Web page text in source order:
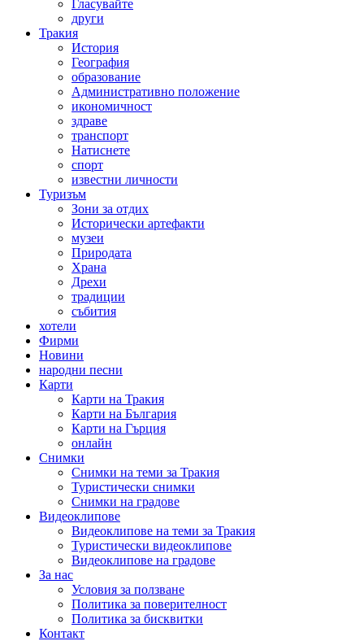
Гласувайте
други
Тракия
История
География
образование
Административно положение
икономичност
здраве
транспорт
Натиснете
спорт
известни личности
Туризъм
Зони за отдих
Исторически артефакти
музеи
Природата
Храна
Дрехи
традиции
събития
хотели
Фирми
Новини
народни песни
Карти
Карти на Тракия
Карти на България
Карти на Гърция
онлайн
Снимки
Снимки на теми за Тракия
Туристически снимки
Снимки на градове
Видеоклипове
Видеоклипове на теми за Тракия
Туристически видеоклипове
Видеоклипове на градове
За нас
Условия за ползване
Политика за поверителност
Политика за бисквитки
Контакт